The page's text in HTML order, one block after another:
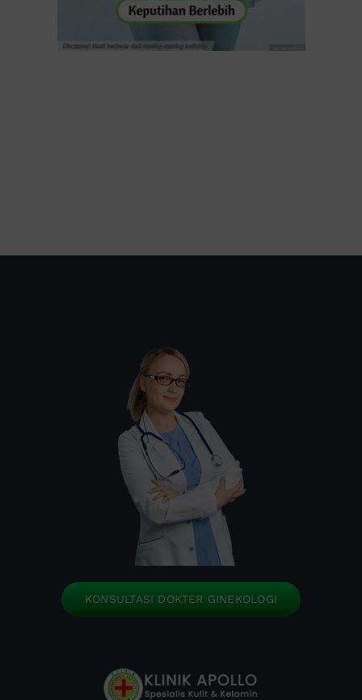
KONSULTASI DOKTER GINEKOLOGI